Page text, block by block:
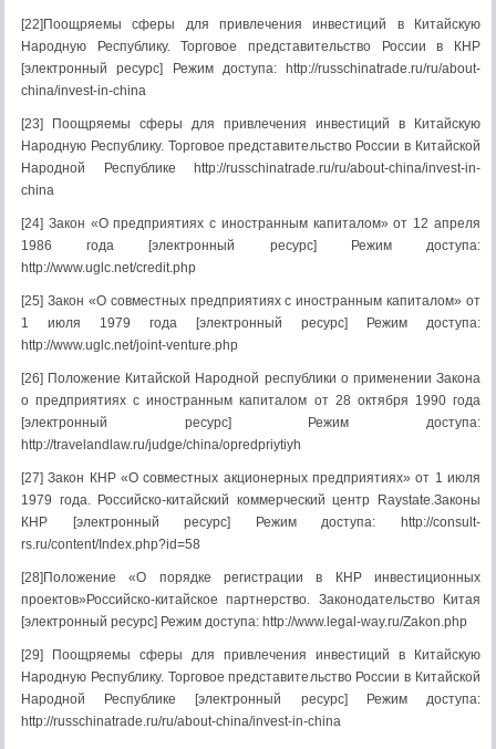
[22]Поощряемы сферы для привлечения инвестиций в Китайскую
Народную Республику. Торговое представительство России в КНР
[электронный ресурс] Режим доступа: http://russchinatrade.ru/ru/about-
china/invest-in-china
[23] Поощряемы сферы для привлечения инвестиций в Китайскую
Народную Республику. Торговое представительство России в Китайской
Народной Республике http://russchinatrade.ru/ru/about-china/invest-in-
china
[24] Закон «О предприятиях с иностранным капиталом» от 12 апреля
1986 года [электронный ресурс] Режим доступа:
http://www.uglc.net/credit.php
[25] Закон «О совместных предприятиях с иностранным капиталом» от
1 июля 1979 года [электронный ресурс] Режим доступа:
http://www.uglc.net/joint-venture.php
[26] Положение Китайской Народной республики о применении Закона
о предприятиях с иностранным капиталом от 28 октября 1990 года
[электронный ресурс] Режим доступа:
http://travelandlaw.ru/judge/china/opredpriytiyh
[27] Закон КНР «О совместных акционерных предприятиях» от 1 июля
1979 года. Российско-китайский коммерческий центр Raystate.Законы
КНР [электронный ресурс] Режим доступа: http://consult-
rs.ru/content/Index.php?id=58
[28]Положение «О порядке регистрации в КНР инвестиционных
проектов»Российско-китайское партнерство. Законодательство Китая
[электронный ресурс] Режим доступа: http://www.legal-way.ru/Zakon.php
[29] Поощряемы сферы для привлечения инвестиций в Китайскую
Народную Республику. Торговое представительство России в Китайской
Народной Республике [электронный ресурс] Режим доступа:
http://russchinatrade.ru/ru/about-china/invest-in-china